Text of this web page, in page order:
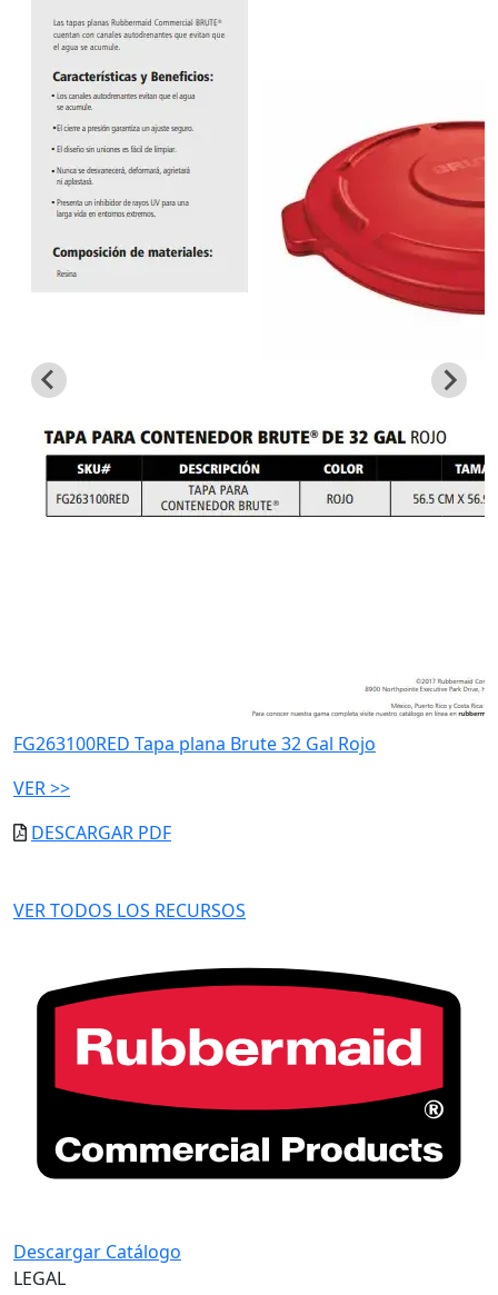
FG263100RED Tapa plana Brute 32 Gal Rojo
VER >>
DESCARGAR PDF
VER TODOS LOS RECURSOS
Descargar Catálogo
LEGAL